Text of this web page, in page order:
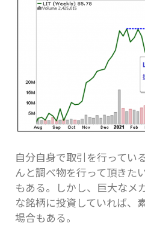
自分自身で取引を行ってい
んと調べ物を行って頂きた
もある。しかし、巨大なメ
な銘柄に投資していれば、
場合もある。